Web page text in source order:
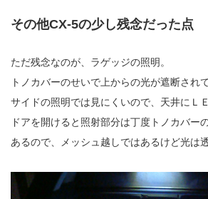
その他CX-5の少し残念だった点
ただ残念なのが、ラゲッジの照明。
トノカバーのせいで上からの光が遮断され
サイドの照明では見にくいので、天井にＬ
ドアを開けると照射部分は丁度トノカバー
あるので、メッシュ越しではあるけど光は